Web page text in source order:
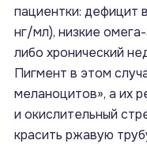
пациентки: дефицит
нг/мл), низкие
либо хронический
Пигмент в этом
меланоцитов», а их
и окислительный
красить ржавую